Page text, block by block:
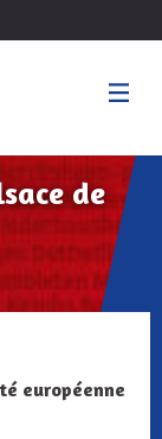
de
européenne